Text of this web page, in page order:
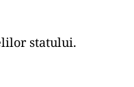
statului.